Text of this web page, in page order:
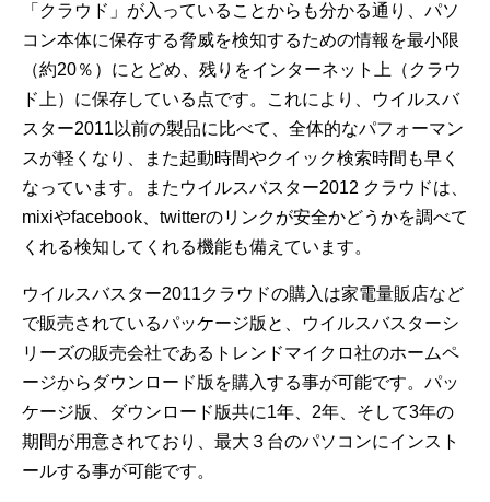
「クラウド」が入っていることからも分かる通り、パソ
コン本体に保存する脅威を検知するための情報を最小限
（約20％）にとどめ、残りをインターネット上（クラウ
ド上）に保存している点です。これにより、ウイルスバ
スター2011以前の製品に比べて、全体的なパフォーマン
スが軽くなり、また起動時間やクイック検索時間も早く
なっています。またウイルスバスター2012 クラウドは、
mixiやfacebook、twitterのリンクが安全かどうかを調べて
くれる検知してくれる機能も備えています。
ウイルスバスター2011クラウドの購入は家電量販店など
で販売されているパッケージ版と、ウイルスバスターシ
リーズの販売会社であるトレンドマイクロ社のホームペ
ージからダウンロード版を購入する事が可能です。パッ
ケージ版、ダウンロード版共に1年、2年、そして3年の
期間が用意されており、最大３台のパソコンにインスト
ールする事が可能です。